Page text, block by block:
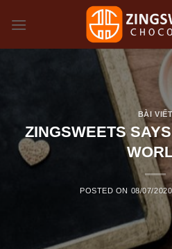
BÀI
ZINGSWEETS
POSTED ON 08/07/2020